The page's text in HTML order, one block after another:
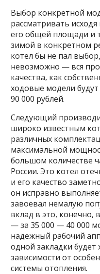
Выбор конкретной
рассматривать
его общей площади и
зимой в конкретном
котел бы не пал
невозможно — вся
качества, как
ходовые модели
90 000 рублей.
Следующий
широко известным
различных
максимальной
большом количестве
России. Это котел
и его качество
он исправно
завоевал немалую
вклад в это, конечно,
— за 35 000 — 40 000
надежный рабочий
одной закладки будет
зависимости от
системы отопления.